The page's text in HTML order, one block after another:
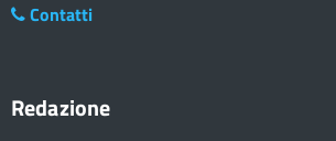
Contatti
Redazione